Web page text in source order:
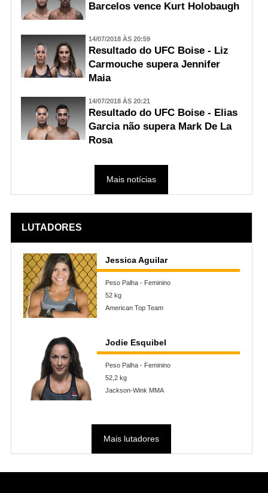
Barcelos vence Kurt Holobaugh
14/07/2018 ÀS 20:59
Resultado do UFC Boise - Liz
Carmouche supera Jennifer
Maia
14/07/2018 ÀS 20:21
Resultado do UFC Boise - Elias
Garcia não supera Mark De La
Rosa
Mais notícias
LUTADORES
Jessica Aguilar
Peso Palha - Feminino
52 kg
American Top Team
Jodie Esquibel
Peso Palha - Feminino
52,2 kg
Jackson-Wink MMA
Mais lutadores